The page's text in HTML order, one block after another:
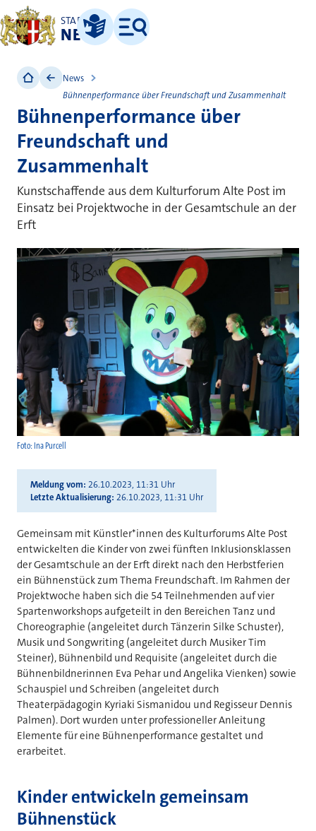
STADT
NEUSS
Leichte Sprache
Menü
Foto: Ina Purcell
News
Bühnenperformance über Freundschaft und Zusammenhalt
Bühnenperformance über
Freundschaft und
Zusammenhalt
Kunstschaffende aus dem Kulturforum Alte Post im
Einsatz bei Projektwoche in der Gesamtschule an der
Erft
Meldung vom 26.10.2023, 11:31 Uhr
Letzte Aktualisierung 26.10.2023, 11:31 Uhr
Gemeinsam mit Künstler*innen des Kulturforums Alte Post
entwickelten die Kinder von zwei fünften Inklusionsklassen
der Gesamtschule an der Erft direkt nach den Herbstferien
ein Bühnenstück zum Thema Freundschaft. Im Rahmen der
Projektwoche haben sich die 54 Teilnehmenden auf vier
Spartenworkshops aufgeteilt in den Bereichen Tanz und
Choreographie (angeleitet durch Tänzerin Silke Schuster),
Musik und Songwriting (angeleitet durch Musiker Tim
Steiner), Bühnenbild und Requisite (angeleitet durch die
Bühnenbildnerinnen Eva Pehar und Angelika Vienken) sowie
Schauspiel und Schreiben (angeleitet durch
Theaterpädagogin Kyriaki Sismanidou und Regisseur Dennis
Palmen). Dort wurden unter professioneller Anleitung
Elemente für eine Bühnenperformance gestaltet und
erarbeitet.
Kinder entwickeln gemeinsam
Bühnenstück